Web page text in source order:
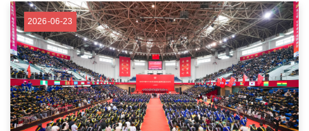
2026-06-23